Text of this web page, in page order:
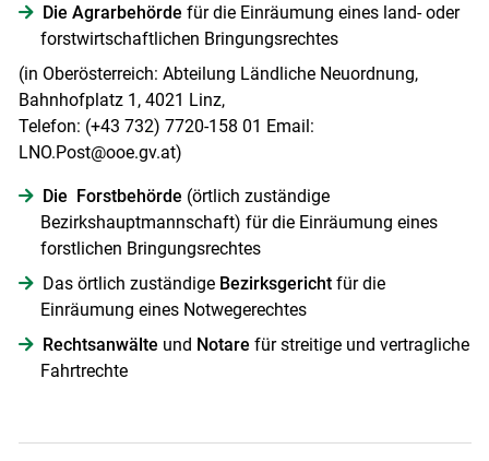
Die Agrarbehörde für die Einräumung eines land- oder
forstwirtschaftlichen Bringungsrechtes
(in Oberösterreich: Abteilung Ländliche Neuordnung,
Bahnhofplatz 1, 4021 Linz,
Telefon: (+43 732) 7720-158 01 Email:
LNO.Post@ooe.gv.at)
Die ​​​​​​ Forstbehörde (örtlich zuständige
Bezirkshauptmannschaft) für die Einräumung eines
forstlichen Bringungsrechtes
Das örtlich zuständigeBezirksgerichtfür die
Einräumung eines Notwegerechtes
Rechtsanwälte und Notare für streitige und vertragliche
Fahrtrechte